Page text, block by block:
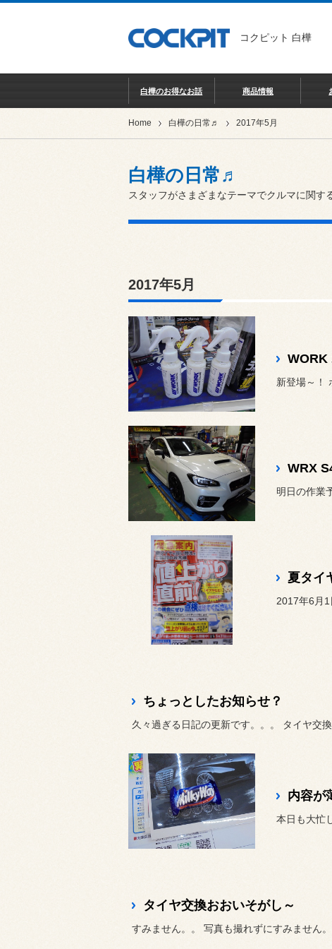
コクピット 白樺
白樺のお得なお話 商品情報
Home 白樺の日常♬ 2017年5月
白樺の日常♬
スタッフがさまざまなテーマでクルマに関す
2017年5月
新登場～！
WRX
明日の作業
夏タイ
2017年6月1
ちょっとしたお知らせ？
久々過ぎる日記の更新です。。。 タイヤ交
内容が
本日も大忙
タイヤ交換おおいそがし～
すみません。。 写真も撮れずにすみません。